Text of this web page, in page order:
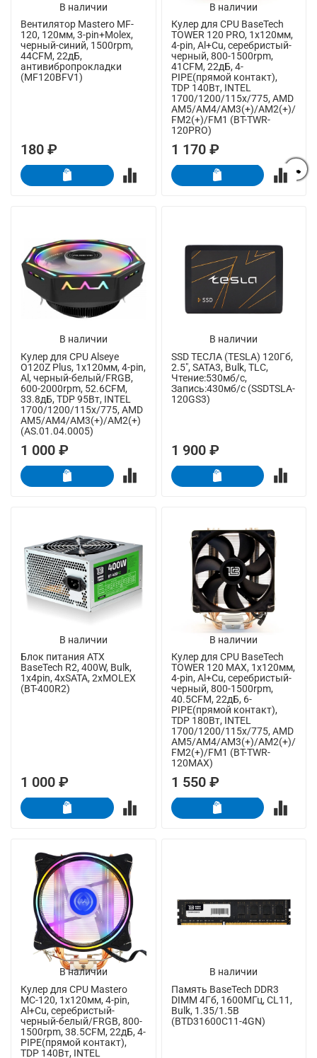
В наличии
Вентилятор Mastero MF-
120, 120мм, 3-pin+Molex,
черный-синий, 1500rpm,
44CFM, 22дБ,
антивибропрокладки
(MF120BFV1)
180 ₽
В наличии
Кулер для CPU BaseTech
TOWER 120 PRO, 1х120мм,
4-pin, Al+Cu, серебристый-
черный, 800-1500rpm,
41CFM, 22дБ, 4-
PIPE(прямой контакт),
TDP 140Вт, INTEL
1700/1200/115x/775, AMD
AM5/AM4/AM3(+)/AM2(+)/
FM2(+)/FM1 (BT-TWR-
120PRO)
1 170 ₽
В наличии
Кулер для CPU Alseye
O120Z Plus, 1х120мм, 4-pin,
Al, черный-белый/FRGB,
600-2000rpm, 52.6CFM,
33.8дБ, TDP 95Вт, INTEL
1700/1200/115x/775, AMD
AM5/AM4/AM3(+)/AM2(+)
(AS.01.04.0005)
1 000 ₽
В наличии
SSD ТЕСЛА (TESLA) 120Гб,
2.5", SATA3, Bulk, TLC,
Чтение:530мб/с,
Запись:430мб/с (SSDTSLA-
120GS3)
1 900 ₽
В наличии
Блок питания ATX
BaseTech R2, 400W, Bulk,
1x4pin, 4xSATA, 2xMOLEX
(BT-400R2)
1 000 ₽
В наличии
Кулер для CPU BaseTech
TOWER 120 MAX, 1х120мм,
4-pin, Al+Cu, серебристый-
черный, 800-1500rpm,
40.5CFM, 22дБ, 6-
PIPE(прямой контакт),
TDP 180Вт, INTEL
1700/1200/115x/775, AMD
AM5/AM4/AM3(+)/AM2(+)/
FM2(+)/FM1 (BT-TWR-
120MAX)
1 550 ₽
В наличии
Кулер для CPU Mastero
MC-120, 1х120мм, 4-pin,
Al+Cu, серебристый-
черный-белый/FRGB, 800-
1500rpm, 38.5CFM, 22дБ, 4-
PIPE(прямой контакт),
TDP 140Вт, INTEL
В наличии
Память BaseTech DDR3
DIMM 4Гб, 1600МГц, CL11,
Bulk, 1.35/1.5В
(BTD31600C11-4GN)